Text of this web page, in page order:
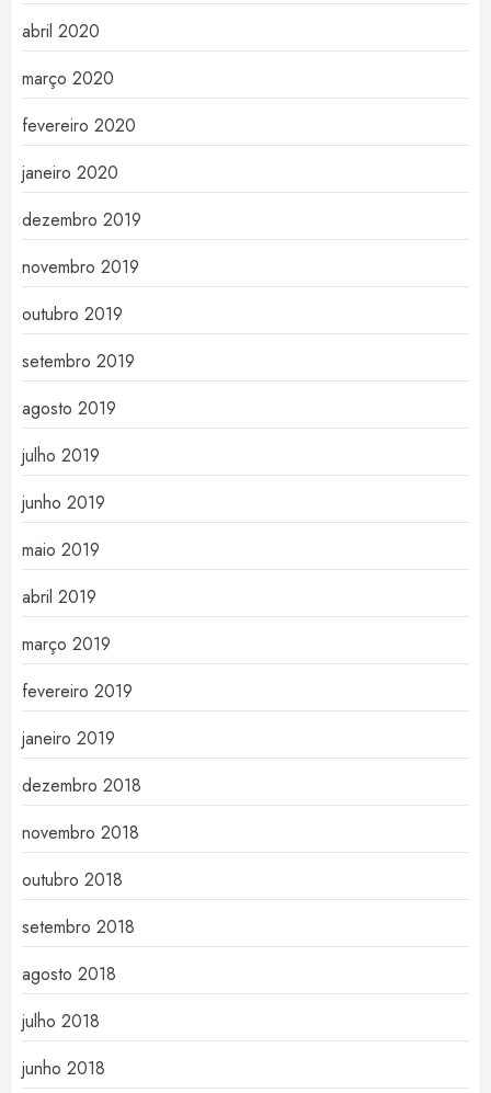
abril 2020
março 2020
fevereiro 2020
janeiro 2020
dezembro 2019
novembro 2019
outubro 2019
setembro 2019
agosto 2019
julho 2019
junho 2019
maio 2019
abril 2019
março 2019
fevereiro 2019
janeiro 2019
dezembro 2018
novembro 2018
outubro 2018
setembro 2018
agosto 2018
julho 2018
junho 2018